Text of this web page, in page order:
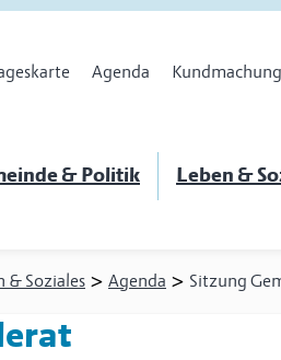
Agenda Kundmachung
& Politik Leben &
& Soziales > Agenda > Sitzung